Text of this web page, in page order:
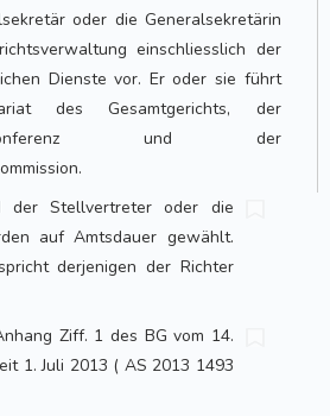
oder die Generalsekretärin
ein­schliesslich der
Dienste vor. Er oder sie führt
des Gesamtgerichts, der
und der
Stellvertreter oder die
auf Amtsdauer gewählt.
derjenigen der Richter
Ziff. 1 des BG vom 14.
1. Juli 2013 ( AS 2013 1493